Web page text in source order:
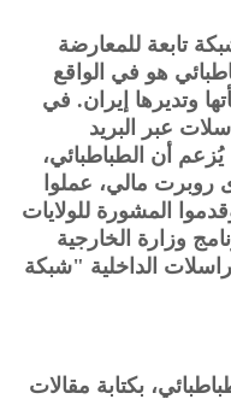
تابعة للمعارضة
هو في الواقع
وتديرها إيران. في
عبر البريد
يُزعم أن الطباطبائي،
روبرت مالي، عملوا
المشورة للولايات
وزارة الخارجية
الداخلية "شبكة
بكتابة مقالات